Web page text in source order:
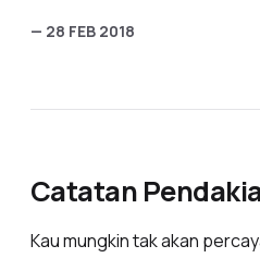
— 28 FEB 2018
Catatan
Kau mungkin tak akan